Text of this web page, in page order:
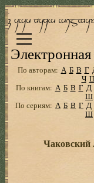
По авторам: А Б В Г
Ч
По книгам: А Б В Г Д
Ш
По сериям: А Б В Г Д
Ш
Чаковский